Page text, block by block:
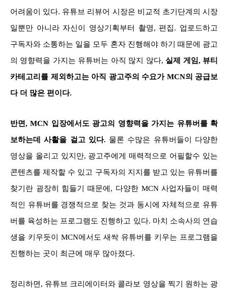
어려움이 있다. 유튜브 리뷰어 시장은 비교적 초기단계의 시장
일뿐만 아니라 자신이 영상기획부터 촬영, 편집. 업로드하고
구독자와 소통하는 일을 모두 혼자 진행해야 하기 때문에 광고
의 영향력을 가지는 유튜버는 아직 많지 않다,실제 게임, 뷰티
카테고리를 제외하고는 아직 광고주의 수요가 MCN의 공급보
다 더 많은 편이다.
반면, MCN 입장에서도 광고의 영향력을 가지는 유튜버를 확
보하는데 사활을 걸고 있다. 물론 수많은 유튜버들이 다양한
영상을 올리고 있지만, 광고주에게 매력적으로 어필할수 있는
콘텐츠를 제작할 수 있고 구독자의 지지를 받고 있는 유튜버를
찾기란 굉장히 힘들기 때문에, 다양한 MCN 사업자들이 매력
적인 유튜버를 경쟁적으로 찾는 것과 동시에 자체적으로 유튜
버를 육성하는 프로그램도 진행하고 있다. 마치 소속사의 연습
생을 키우듯이 MCN에서도 새싹 유튜버를 키우는 프로그램을
진행하는 곳이 최근에 매우 많아졌다.
정리하면, 유튜브 크리에이터와 콜라보 영상을 찍기 원하는 광